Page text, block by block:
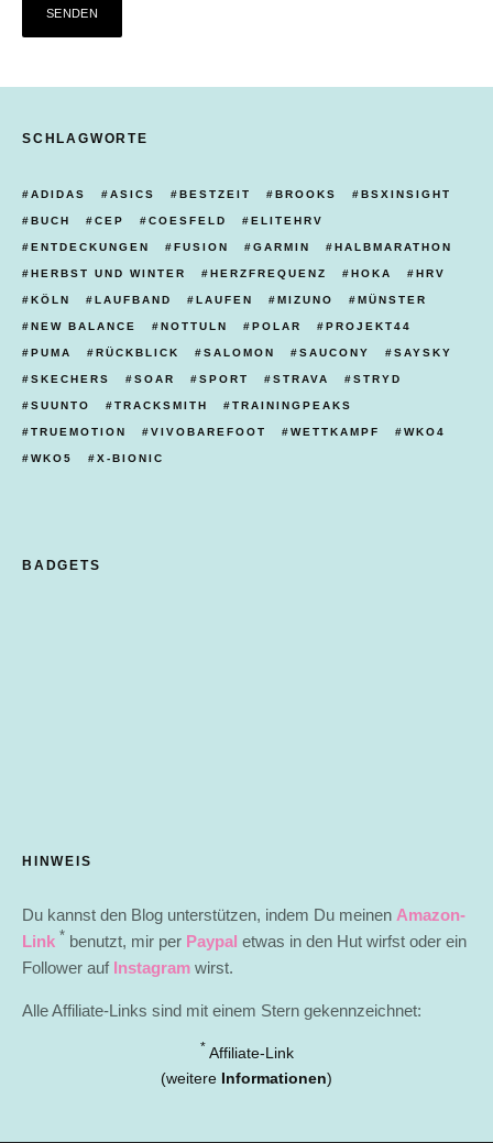
SCHLAGWORTE
ADIDAS ASICS BESTZEIT BROOKS BSXINSIGHT
BUCH CEP COESFELD ELITEHRV
ENTDECKUNGEN FUSION GARMIN HALBMARATHON
HERBST UND WINTER HERZFREQUENZ HOKA HRV
KÖLN LAUFBAND LAUFEN MIZUNO MÜNSTER
NEW BALANCE NOTTULN POLAR PROJEKT44
PUMA RÜCKBLICK SALOMON SAUCONY SAYSKY
SKECHERS SOAR SPORT STRAVA STRYD
SUUNTO TRACKSMITH TRAININGPEAKS
TRUEMOTION VIVOBAREFOOT WETTKAMPF WKO4
WKO5 X-BIONIC
BADGETS
HINWEIS
Du kannst den Blog unterstützen, indem Du meinen Amazon-
Link * benutzt, mir per Paypal etwas in den Hut wirfst oder ein
Follower auf Instagram wirst.
Alle Affiliate-Links sind mit einem Stern gekennzeichnet:
* Affiliate-Link
(weitere Informationen)